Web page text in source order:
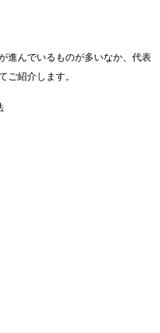
進んでいるものが多いなか、代表
ご紹介します。